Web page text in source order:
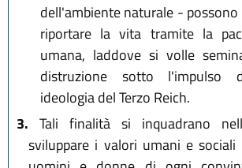
dell'ambiente naturale -
riportare la vita tramite la
umana, laddove si volle
distruzione sotto l'impulso
ideologia del Terzo Reich.
3. Tali finalità si inquadrano
sviluppare i valori umani e sociali